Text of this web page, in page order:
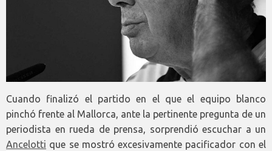
Cuando finalizó el partido en el que el equipo blanco
pinchó frente al Mallorca, ante la pertinente pregunta de un
periodista en rueda de prensa, sorprendió escuchar a un
Ancelotti que se mostró excesivamente pacificador con el